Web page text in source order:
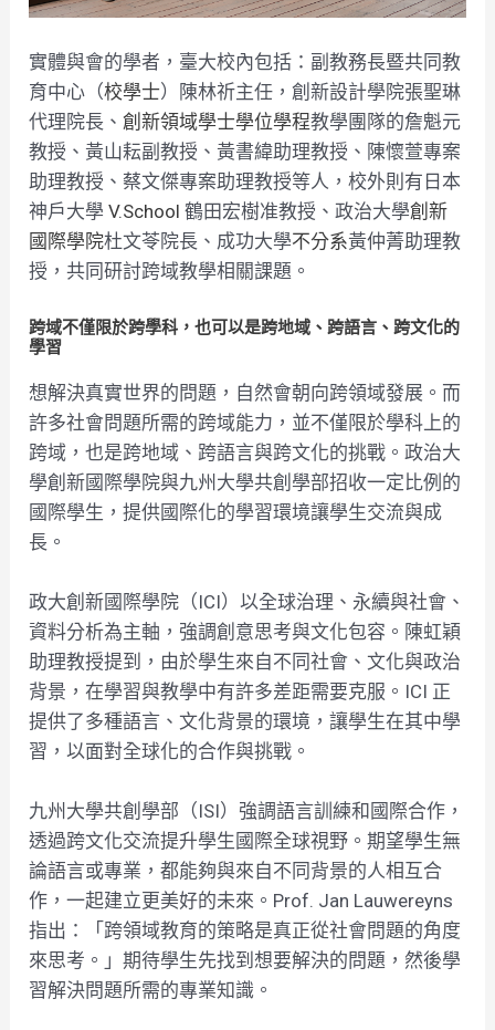
實體與會的學者，臺大校內包括：副教務長暨共同教
育中心（校學士）陳林祈主任，創新設計學院張聖琳
代理院長、創新領域學士學位學程教學團隊的詹魁元
教授、黃山耘副教授、黃書緯助理教授、陳懷萱專案
助理教授、蔡文傑專案助理教授等人，校外則有日本
神戶大學V.School 鶴田宏樹准教授、政治大學創新
國際學院杜文苓院長、成功大學不分系黃仲菁助理教
授，共同研討跨域教學相關課題。
跨域不僅限於跨學科，也可以是跨地域、跨語言、跨文化的
學習
想解決真實世界的問題，自然會朝向跨領域發展。而
許多社會問題所需的跨域能力，並不僅限於學科上的
跨域，也是跨地域、跨語言與跨文化的挑戰。政治大
學創新國際學院與九州大學共創學部招收一定比例的
國際學生，提供國際化的學習環境讓學生交流與成
長。
政大創新國際學院（ICI）以全球治理、永續與社會、
資料分析為主軸，強調創意思考與文化包容。陳虹穎
助理教授提到，由於學生來自不同社會、文化與政治
背景，在學習與教學中有許多差距需要克服。ICI 正
提供了多種語言、文化背景的環境，讓學生在其中學
習，以面對全球化的合作與挑戰。
九州大學共創學部（ISI）強調語言訓練和國際合作，
透過跨文化交流提升學生國際全球視野。期望學生無
論語言或專業，都能夠與來自不同背景的人相互合
作，一起建立更美好的未來。Prof. Jan Lauwereyns
指出：「跨領域教育的策略是真正從社會問題的角度
來思考。」期待學生先找到想要解決的問題，然後學
習解決問題所需的專業知識。